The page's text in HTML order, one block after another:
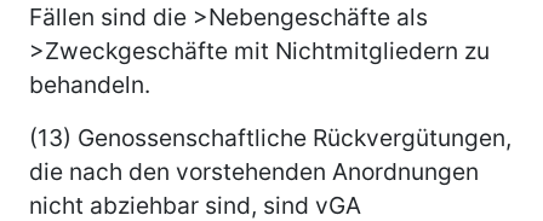
Fällen sind die >Nebengeschäfte als
>Zweckgeschäfte mit Nichtmitgliedern zu
behandeln.
(13) Genossenschaftliche Rückvergütungen,
die nach den vorstehenden Anordnungen
nicht abziehbar sind, sind vGA